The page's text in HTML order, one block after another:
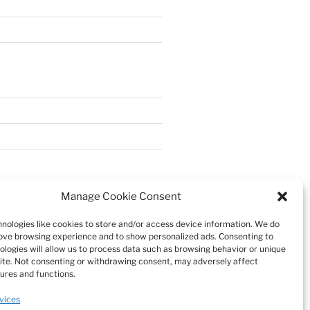
Manage Cookie Consent
like cookies to store and/or access device information. We do
browsing experience and to show personalized ads. Consenting to
will allow us to process data such as browsing behavior or unique
Not consenting or withdrawing consent, may adversely affect
and functions.